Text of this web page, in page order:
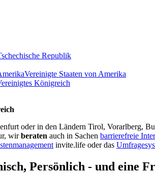
Republik
Vereinigte Staaten von Amerika
Königreich
oder in den Ländern Tirol, Vorarlberg,
wirberaten auch in Sachen barrierefreie
invite.life oder das
Persönlich - und eine